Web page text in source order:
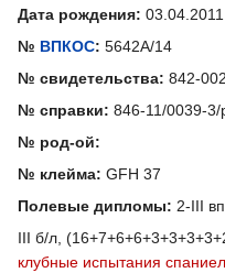
Дата рождения: 03.04.2011
№ ВПКОС: 5642А/14
№ свидетельства: 842-
№ справки: 846-11/0039-3/
№ род-ой:
№ клейма: GFH 37
Полевые дипломы: 2-III вп
III б/л,
клубные испытания